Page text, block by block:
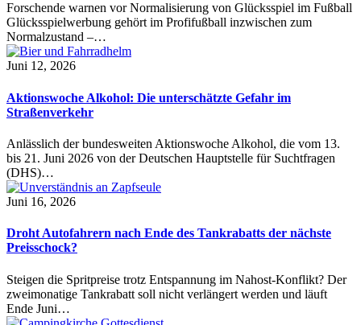
Forschende warnen vor Normalisierung von Glücksspiel im Fußball
Glücksspielwerbung gehört im Profifußball inzwischen zum
Normalzustand –…
Juni 12, 2026
Aktionswoche Alkohol: Die unterschätzte Gefahr im
Straßenverkehr
Anlässlich der bundesweiten Aktionswoche Alkohol, die vom 13.
bis 21. Juni 2026 von der Deutschen Hauptstelle für Suchtfragen
(DHS)…
Juni 16, 2026
Droht Autofahrern nach Ende des Tankrabatts der nächste
Preisschock?
Steigen die Spritpreise trotz Entspannung im Nahost-Konflikt? Der
zweimonatige Tankrabatt soll nicht verlängert werden und läuft
Ende Juni…